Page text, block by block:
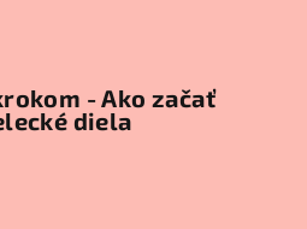
- Ako začať
diela